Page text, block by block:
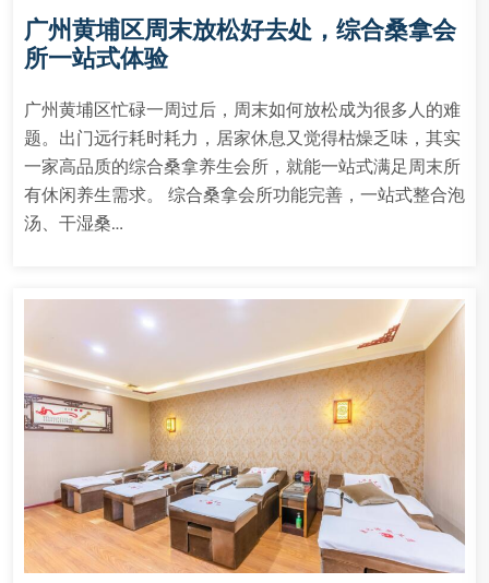
广州黄埔区周末放松好去处，综合桑拿会
所一站式体验
广州黄埔区忙碌一周过后，周末如何放松成为很多人的难
题。出门远行耗时耗力，居家休息又觉得枯燥乏味，其实
一家高品质的综合桑拿养生会所，就能一站式满足周末所
有休闲养生需求。 综合桑拿会所功能完善，一站式整合泡
汤、干湿桑…